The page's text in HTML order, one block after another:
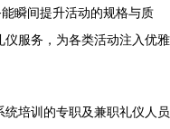
瞬间提升活动的规格与质
服务，为各类活动注入优雅
统培训的专职及兼职礼仪人员